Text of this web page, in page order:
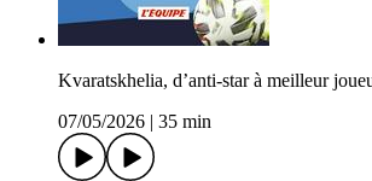
Kvaratskhelia, d’anti-star à meilleur
07/05/2026
35 min